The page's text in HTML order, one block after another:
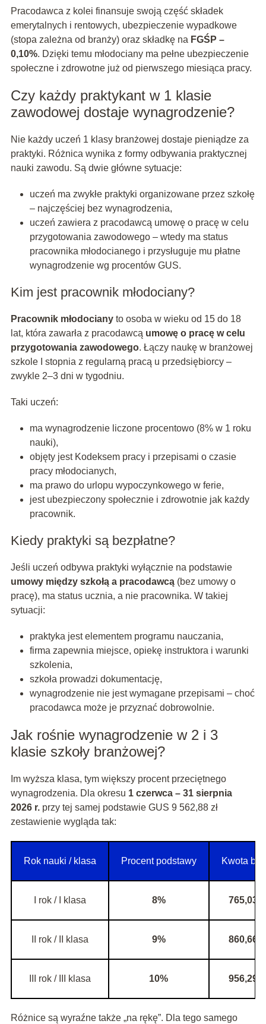
Pracodawca z kolei finansuje swoją część składek
emerytalnych i rentowych, ubezpieczenie wypadkowe
(stopa zależna od branży) oraz składkę na FGŚP –
0,10%. Dzięki temu młodociany ma pełne ubezpieczenie
społeczne i zdrowotne już od pierwszego miesiąca pracy.
Czy każdy praktykant w 1 klasie
zawodowej dostaje wynagrodzenie?
Nie każdy uczeń 1 klasy branżowej dostaje pieniądze za
praktyki. Różnica wynika z formy odbywania praktycznej
nauki zawodu. Są dwie główne sytuacje:
uczeń ma zwykłe praktyki organizowane przez szkołę
– najczęściej bez wynagrodzenia,
uczeń zawiera z pracodawcą umowę o pracę w celu
przygotowania zawodowego – wtedy ma status
pracownika młodocianego i przysługuje mu płatne
wynagrodzenie wg procentów GUS.
Kim jest pracownik młodociany?
Pracownik młodocianyto osoba w wieku od 15 do 18
lat, która zawarła z pracodawcą umowę o pracę w celu
przygotowania zawodowego. Łączy naukę w branżowej
szkole I stopnia z regularną pracą u przedsiębiorcy –
zwykle 2–3 dni w tygodniu.
Taki uczeń:
ma wynagrodzenie liczone procentowo (8% w 1 roku
nauki),
objęty jest Kodeksem pracy i przepisami o czasie
pracy młodocianych,
ma prawo do urlopu wypoczynkowego w ferie,
jest ubezpieczony społecznie i zdrowotnie jak każdy
pracownik.
Kiedy praktyki są bezpłatne?
Jeśli uczeń odbywa praktyki wyłącznie na podstawie
umowy między szkołą a pracodawcą(bez umowy o
pracę), ma status ucznia, a nie pracownika. W takiej
sytuacji:
praktyka jest elementem programu nauczania,
firma zapewnia miejsce, opiekę instruktora i warunki
szkolenia,
szkoła prowadzi dokumentację,
wynagrodzenie nie jest wymagane przepisami – choć
pracodawca może je przyznać dobrowolnie.
Jak rośnie wynagrodzenie w 2 i 3
klasie szkoły branżowej?
Im wyższa klasa, tym większy procent przeciętnego
wynagrodzenia. Dla okresu 1 czerwca – 31 sierpnia
2026 r.przy tej samej podstawie GUS 9 562,88 zł
zestawienie wygląda tak:
Rok nauki / klasa Procent podstawy Kwota
I rok / I klasa 8% 765,03
II rok / II klasa 9% 860,66
III rok / III klasa 10% 956,29
Różnice są wyraźne także „na rękę”. Dla tego samego